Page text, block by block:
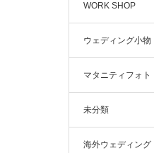
WORK SHOP
ウェディング小物
マタニティフォト
未分類
海外ウェディング